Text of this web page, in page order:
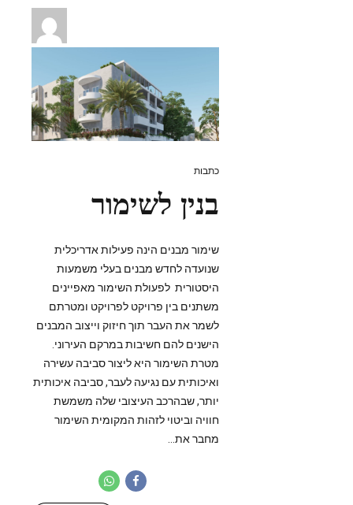
כתבות
בנין לשימור
שימור מבנים הינה פעילות אדריכלית
שנועדה לחדש מבנים בעלי משמעות
היסטורית לפעולת השימור מאפיינים
משתנים בין פרויקט לפרויקט ומטרתם
לשמר את העבר תוך חיזוק וייצוב המבנים
הישנים להם חשיבות במרקם העירוני.
מטרת השימור היא ליצור סביבה עשירה
ואיכותית עם נגיעה לעבר, סביבה איכותית
יותר, שבהרכב העיצובי שלה משמשת
חוויה וביטוי לזהות המקומית השימור
מחבר את...